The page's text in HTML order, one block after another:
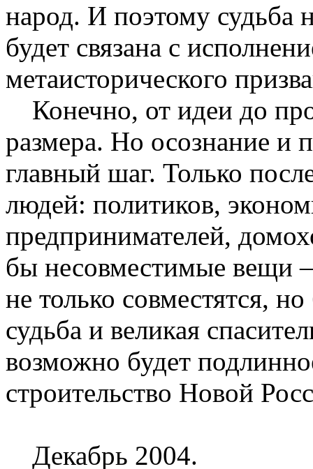
народ. И поэтому судьба
будет связана с
метаисторического
Конечно, от идеи до
размера. Но осознание и
главный шаг. Только
людей: политиков,
предпринимателей,
бы несовместимые вещи
не только совместятся,
судьба и великая
возможно будет
строительство Новой
Декабрь 2004.